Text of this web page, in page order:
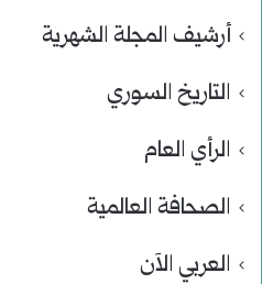
أرشيف المجلة الشهرية
التاريخ السوري
الرأي العام
الصحافة العالمية
العربي الآن